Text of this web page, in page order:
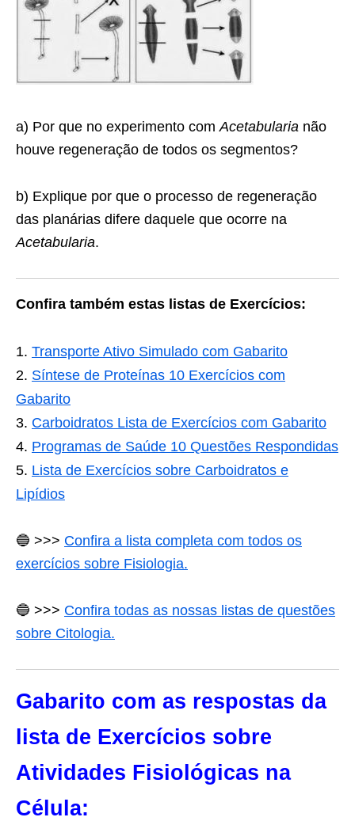
a) Por que no experimento comAcetabularia não
houve regeneração de todos os segmentos?
b) Explique por que o processo de regeneração
das planárias difere daquele que ocorre na
Acetabularia.
Confira também estas listas de Exercícios:
Transporte Ativo Simulado com Gabarito
Síntese de Proteínas 10 Exercícios com
Gabarito
Carboidratos Lista de Exercícios com Gabarito
Programas de Saúde 10 Questões Respondidas
Lista de Exercícios sobre Carboidratos e
Lipídios
🔵 >>> Confira a lista completa com todos os
exercícios sobre Fisiologia.
🔵 >>> Confira todas as nossas listas de questões
sobre Citologia.
Gabarito com as respostas da
lista de Exercícios sobre
Atividades Fisiológicas na
Célula: